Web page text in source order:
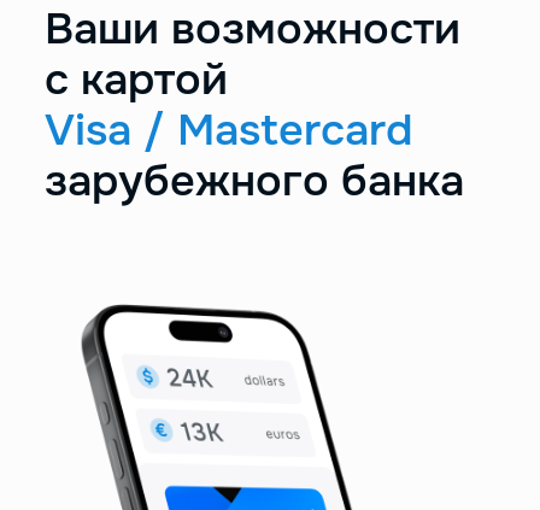
Ваши возможности
с картой
Visa / Mastercard
зарубежного банка